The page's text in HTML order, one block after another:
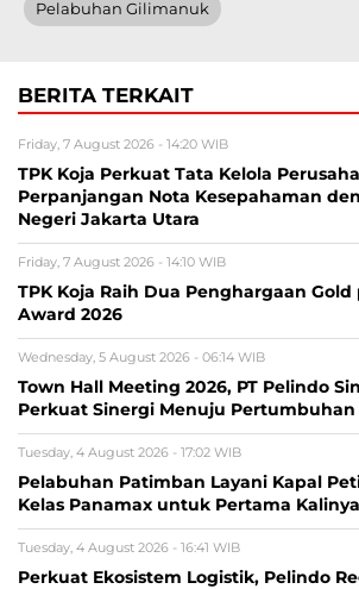
Pelabuhan Gilimanuk
BERITA TERKAIT
Friday, 7 August 2026 - 14:20 WIB
TPK Koja Perkuat Tata Kelola
Perpanjangan Nota Kesepahaman
Negeri Jakarta Utara
Friday, 7 August 2026 - 14:10 WIB
TPK Koja Raih Dua Penghargaan Gold
Award 2026
Wednesday, 5 August 2026 - 06:14 WIB
Town Hall Meeting 2026, PT Pelindo
Perkuat Sinergi Menuju
Tuesday, 4 August 2026 - 17:02 WIB
Pelabuhan Patimban Layani Kapal
Kelas Panamax untuk Pertama Kalinya
Tuesday, 4 August 2026 - 16:41 WIB
Perkuat Ekosistem Logistik, Pelindo